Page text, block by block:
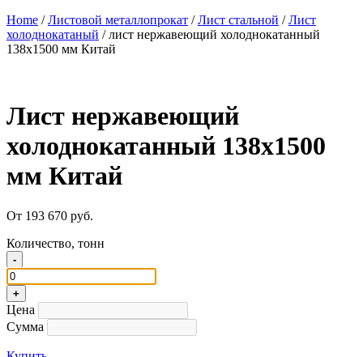
Home /Листовой металлопрокат /Лист стальной /Лист
холоднокатаный / лист нержавеющий холоднокатанный
138х1500 мм Китай
Лист нержавеющий
холоднокатанный 138х1500
мм Китай
От 193 670 руб.
Количество, тонн
-
+
Цена
Сумма